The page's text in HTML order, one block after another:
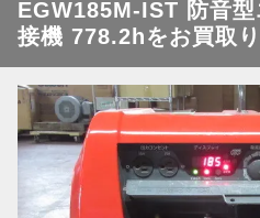
EGW185M-IST 防音
接機 778.2hをお買取り